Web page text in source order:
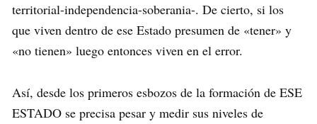
territorial-independencia-soberania-. De cierto, si los
que viven dentro de ese Estado presumen de «tener» y
«no tienen» luego entonces viven en el error.
Así, desde los primeros esbozos de la formación de ESE
ESTADO se precisa pesar y medir sus niveles de